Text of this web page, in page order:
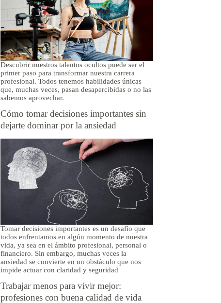
Descubrir nuestros talentos ocultos puede ser el
primer paso para transformar nuestra carrera
profesional. Todos tenemos habilidades únicas
que, muchas veces, pasan desapercibidas o no las
sabemos aprovechar.
Cómo tomar decisiones importantes sin
dejarte dominar por la ansiedad
Tomar decisiones importantes es un desafío que
todos enfrentamos en algún momento de nuestra
vida, ya sea en el ámbito profesional, personal o
financiero. Sin embargo, muchas veces la
ansiedad se convierte en un obstáculo que nos
impide actuar con claridad y seguridad
Trabajar menos para vivir mejor:
profesiones con buena calidad de vida